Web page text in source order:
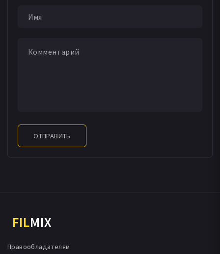
ОТПРАВИТЬ
FILMIX
Правообладателям